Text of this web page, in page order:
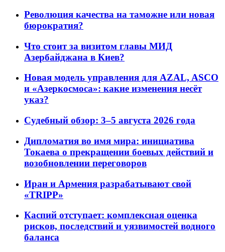
Революция качества на таможне или новая
бюрократия?
Что стоит за визитом главы МИД
Азербайджана в Киев?
Новая модель управления для AZAL, ASCO
и «Азеркосмоса»: какие изменения несёт
указ?
Судебный обзор: 3–5 августа 2026 года
Дипломатия во имя мира: инициатива
Токаева о прекращении боевых действий и
возобновлении переговоров
Иран и Армения разрабатывают свой
«TRIPP»
Каспий отступает: комплексная оценка
рисков, последствий и уязвимостей водного
баланса